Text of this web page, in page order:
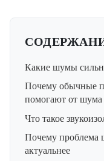
Какие шумы
Почему обычные
помогают от шума
Что такое
Почему проблема
актуальнее